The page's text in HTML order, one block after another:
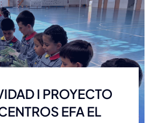
I PROYECTO
EFA EL